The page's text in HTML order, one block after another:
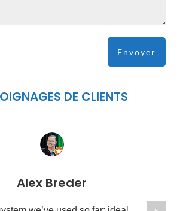
DE CLIENTS
Alex Breder